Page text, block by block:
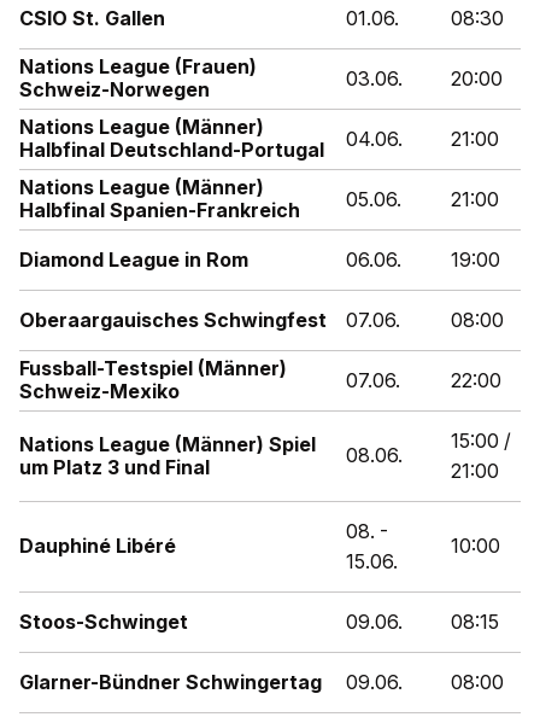
CSIO St. Gallen 01.06.
08:30
Nations League (Frauen)
Schweiz-Norwegen
03.06.
20:00
Nations League (Männer)
Halbfinal Deutschland-Portugal
04.06.
21:00
Nations League (Männer)
Halbfinal Spanien-Frankreich
05.06. 21:00
Diamond League in Rom 06.06. 19:00
Oberaargauisches Schwingfest 07.06.
08:00
Fussball-Testspiel (Männer)
Schweiz-Mexiko
07.06. 22:00
Nations League (Männer) Spiel
um Platz 3 und Final
08.06.
15:00 /
21:00
Dauphiné Libéré
08. -
15.06.
10:00
Stoos-Schwinget 09.06. 08:15
Glarner-Bündner Schwingertag 09.06.
08:00